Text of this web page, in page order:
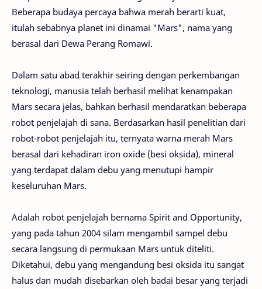
Beberapa budaya percaya bahwa merah berarti kuat,
itulah sebabnya planet ini dinamai "Mars", nama yang
berasal dari Dewa Perang Romawi.
Dalam satu abad terakhir seiring dengan perkembangan
teknologi, manusia telah berhasil melihat kenampakan
Mars secara jelas, bahkan berhasil mendaratkan beberapa
robot penjelajah di sana. Berdasarkan hasil penelitian dari
robot-robot penjelajah itu, ternyata warna merah Mars
berasal dari kehadiran iron oxide (besi oksida), mineral
yang terdapat dalam debu yang menutupi hampir
keseluruhan Mars.
Adalah robot penjelajah bernama Spirit and Opportunity,
yang pada tahun 2004 silam mengambil sampel debu
secara langsung di permukaan Mars untuk diteliti.
Diketahui, debu yang mengandung besi oksida itu sangat
halus dan mudah disebarkan oleh badai besar yang terjadi